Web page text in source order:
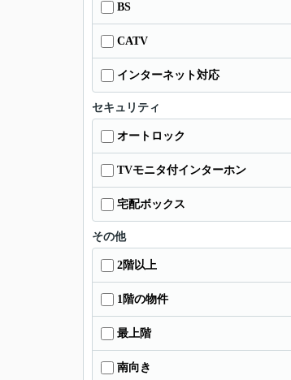
BS
CATV
インターネット対応
セキュリティ
オートロック
TVモニタ付インターホン
宅配ボックス
その他
2階以上
1階の物件
最上階
南向き